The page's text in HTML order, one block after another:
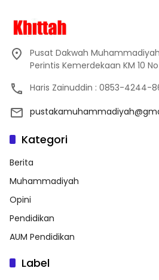
Pusat Dakwah
Perintis Kemerdekaan KM 10
Haris Zainuddin : 0853-4244-
Kategori
Berita
Muhammadiyah
Opini
Pendidikan
AUM Pendidikan
Label